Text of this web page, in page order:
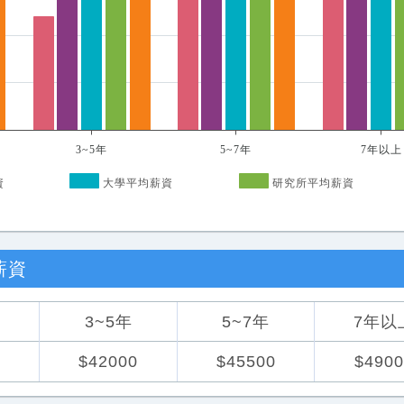
3~5年 5~7年 7年以上
大學平均薪資 研究所平均薪資
資
3~5年 5~7年 7年以
$42000 $45500